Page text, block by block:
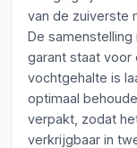
van de zuiverste
De
garant staat voor
vochtgehalte is
optimaal
verpakt, zodat
verkrijgbaar in